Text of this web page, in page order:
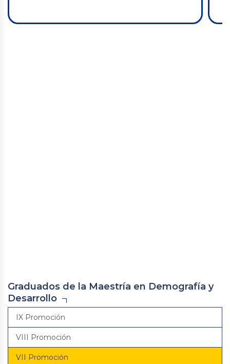
Graduados de la Maestría en Demografía y
Desarrollo
IX Promoción
VIII Promoción
VII Promoción